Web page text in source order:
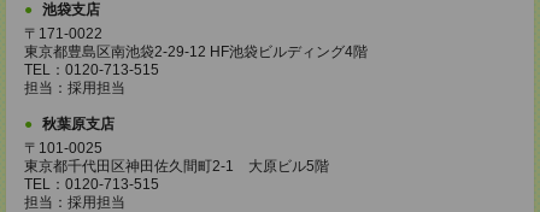
池袋支店
〒171-0022
東京都豊島区南池袋2-29-12 HF池袋ビルディング4階
TEL：0120-713-515
担当：採用担当
秋葉原支店
〒101-0025
東京都千代田区神田佐久間町2-1 大原ビル5階
TEL：0120-713-515
担当：採用担当